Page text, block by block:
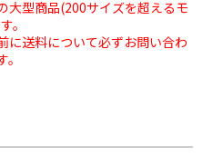
大型商品(200サイズを超えるモ
。
に送料について必ずお問い合わ